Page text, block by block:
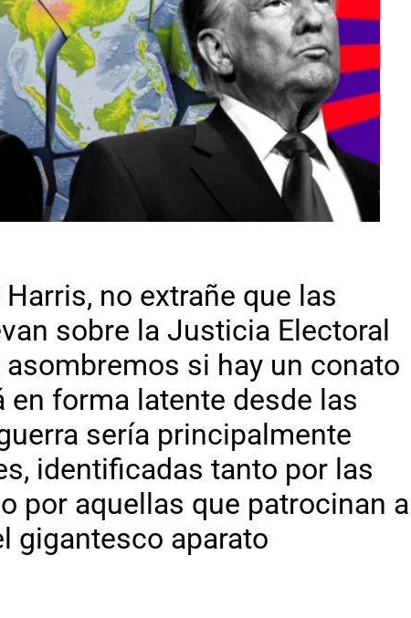
no extrañe que las
sobre la Justicia Electoral
asombremos si hay un conato
en forma latente desde las
sería principalmente
identificadas tanto por las
por aquellas que patrocinan a
gigantesco aparato